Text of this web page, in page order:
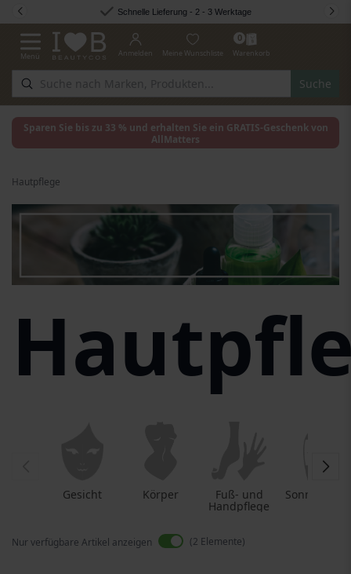
Zum Inhalt springen Schnelle Lieferung - 2 - 3 Werktage
Navigation umschalten
Menü
Suche
Anmelden Meine Wunschliste
0
Warenkorb
Sparen Sie bis zu 33 % und erhalten Sie ein GRATIS-Geschenk von
AllMatters
Hautpflege
Gesicht Körper Fuß- und
Handpflege
Sonnenschu
Nur verfügbare Artikel anzeigen 2 Elemente